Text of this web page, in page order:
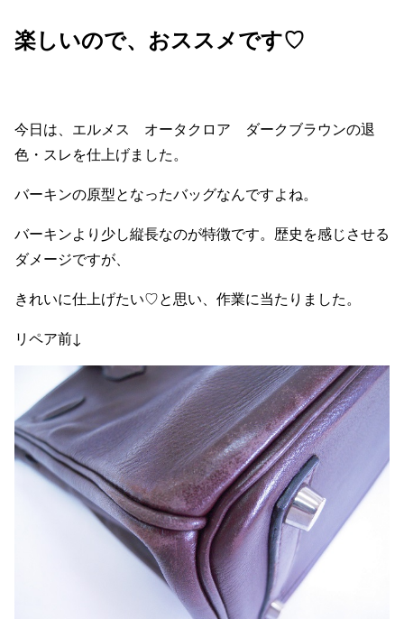
楽しいので、おススメです♡
今日は、エルメス オータクロア ダークブラウンの退
色・スレを仕上げました。
バーキンの原型となったバッグなんですよね。
バーキンより少し縦長なのが特徴です。歴史を感じさせる
ダメージですが、
きれいに仕上げたい♡と思い、作業に当たりました。
リペア前↓